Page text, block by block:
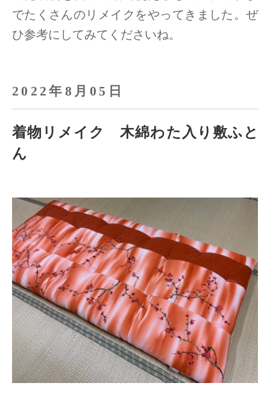
でたくさんのリメイクをやってきました。ぜ
ひ参考にしてみてくださいね。
2022年8月05日
着物リメイク 木綿わた入り敷ふと
ん